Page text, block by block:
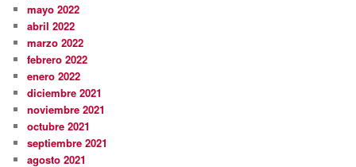
mayo 2022
abril 2022
marzo 2022
febrero 2022
enero 2022
diciembre 2021
noviembre 2021
octubre 2021
septiembre 2021
agosto 2021